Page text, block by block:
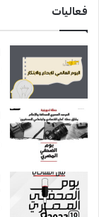
فعاليات